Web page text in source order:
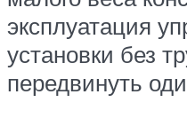
эксплуатация
установки без
передвинуть